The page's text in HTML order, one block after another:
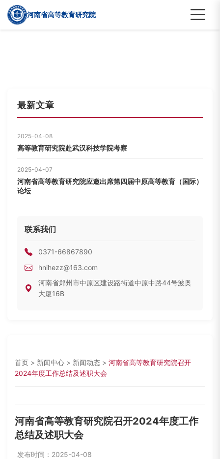
河南省高等教育研究院
最新文章
2025-04-08
高等教育研究院赴武汉科技学院考察
2025-04-07
河南省高等教育研究院应邀出席第四届中原高等教育（国际）
论坛
联系我们
0371-66867890
hnihezz@163.com
河南省郑州市中原区建设路街道中原中路44号波奥
大厦16B
首页 > 新闻中心 > 新闻动态 > 河南省高等教育研究院召开
2024年度工作总结及述职大会
河南省高等教育研究院召开2024年度工作
总结及述职大会
发布时间：2025-04-08